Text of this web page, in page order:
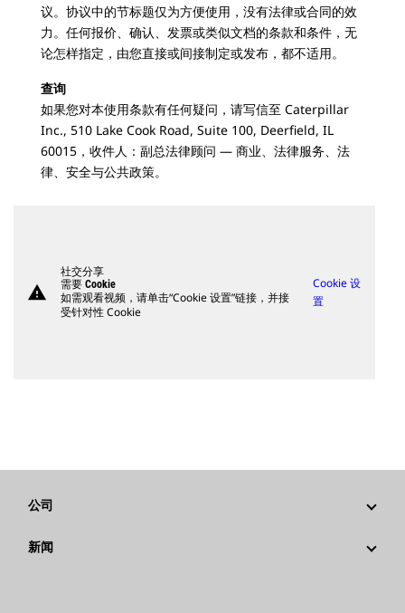
议。协议中的节标题仅为方便使用，没有法律或合同的效
力。任何报价、确认、发票或类似文档的条款和条件，无
论怎样指定，由您直接或间接制定或发布，都不适用。
查询
如果您对本使用条款有任何疑问，请写信至 Caterpillar
Inc., 510 Lake Cook Road, Suite 100, Deerfield, IL
60015，收件人：副总法律顾问 — 商业、法律服务、法
律、安全与公共政策。
warning
社交分享
需要 Cookie
如需观看视频，请单击“Cookie 设置”链接，并接
受针对性 Cookie
Cookie 设
置
公司
战略
新闻